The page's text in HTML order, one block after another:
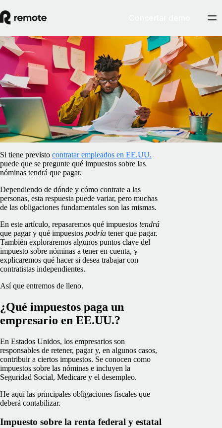
Blog/Impuestos
¿Qué impuestos pagan los empresarios en
EE.UU.?
Ana Vieira
17 de abril de 2025
Si tiene previsto contratar empleados en EE.UU.
puede que se pregunte qué impuestos sobre las
nóminas tendrá que pagar.
Dependiendo de dónde y cómo contrate a las
personas, esta respuesta puede variar, pero muchas
de las obligaciones fundamentales son las mismas.
En este artículo, repasaremos qué impuestos tendrá
que pagar y qué impuestos podría tener que pagar.
También exploraremos algunos puntos clave del
impuesto sobre nóminas a tener en cuenta, y
explicaremos qué hacer si desea trabajar con
contratistas independientes.
Así que entremos de lleno.
¿Qué impuestos paga un
empresario en EE.UU.?
En Estados Unidos, los empresarios son
responsables de retener, pagar y, en algunos casos,
contribuir a ciertos impuestos. Se conocen como
impuestos sobre las nóminas e incluyen la
Seguridad Social, Medicare y el desempleo.
He aquí las principales obligaciones fiscales que
deberá contabilizar.
Impuesto sobre la renta federal y estatal